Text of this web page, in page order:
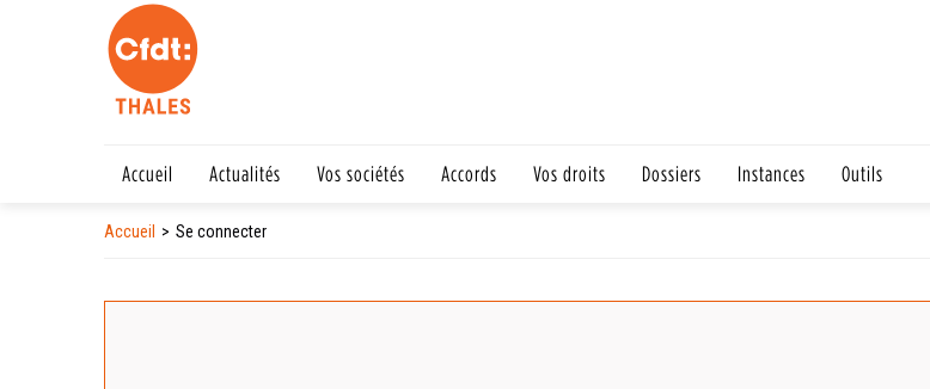
Accueil Actualités Vos sociétés Accords Vos droits Dossiers Instances Outils
Accueil Se connecter